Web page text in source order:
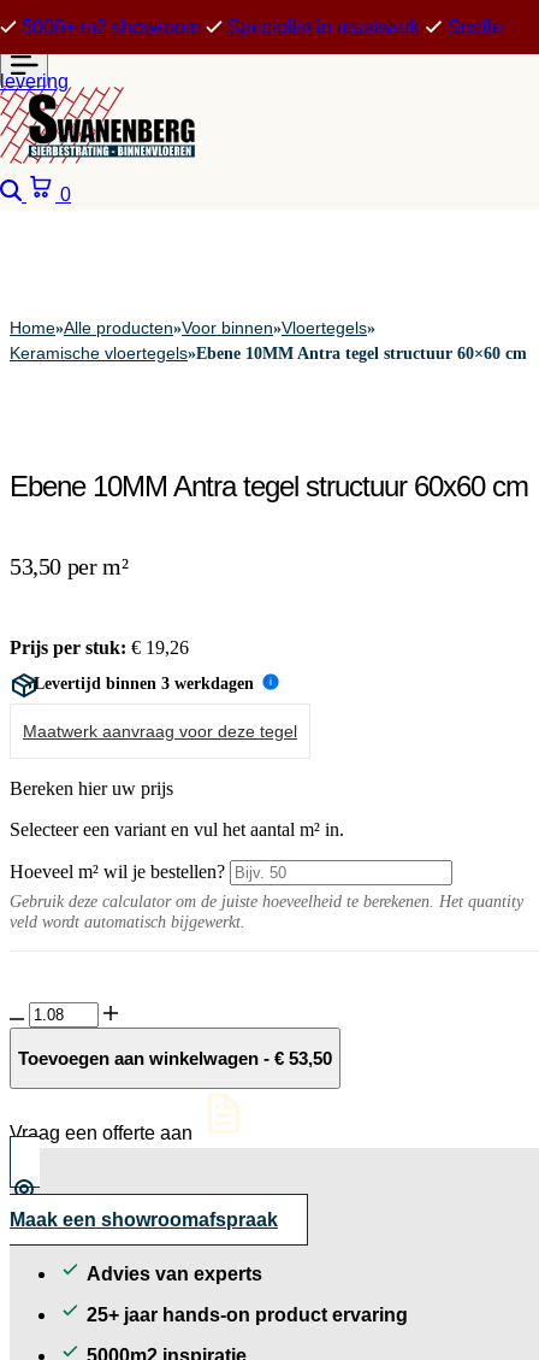
5000+ m2 showroom Specialist in maatwerk Snelle
levering
Zoeken
0
Home»Alle producten»Voor binnen»Vloertegels»
Keramische vloertegels»Ebene 10MM Antra tegel structuur 60×60 cm
Ebene 10MM Antra tegel structuur 60x60 cm
53,50 per m²
Prijs per stuk: € 19,26
Levertijd binnen 3 werkdagen i
Maatwerk aanvraag voor deze tegel
Bereken hier uw prijs
Selecteer een variant en vul het aantal m² in.
Hoeveel m² wil je bestellen?
Gebruik deze calculator om de juiste hoeveelheid te berekenen. Het quantity
veld wordt automatisch bijgewerkt.
Ebene
10MM
Antra
cm
Toevoegen aan winkelwagen - € 53,50
Vraag een offerte aan
Maak een showroomafspraak
Advies van experts
25+ jaar hands-on product ervaring